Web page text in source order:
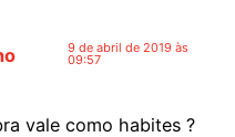
9 de abril de 2019 às
09:57
vale como habites ?